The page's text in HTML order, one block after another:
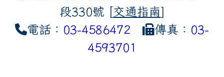
段330號 [交通指南]
電話： 03-4586472 傳真： 03-
4593701